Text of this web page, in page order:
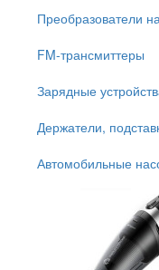
Преобразователи
FM-трансмиттеры
Зарядные
Держатели,
Автомобильные